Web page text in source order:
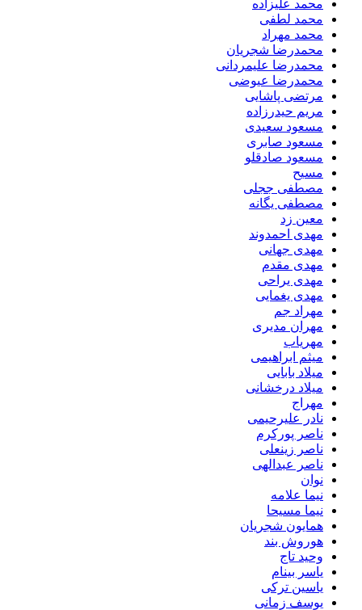
محمد علیزاده
محمد لطفی
محمد مهراد
محمدرضا شجریان
محمدرضا علیمردانی
محمدرضا عیوضی
مرتضی پاشایی
مریم حیدرزاده
مسعود سعیدی
مسعود صابری
مسعود صادقلو
مسیح
مصطفی ججلی
مصطفی یگانه
معین زد
مهدی احمدوند
مهدی جهانی
مهدی مقدم
مهدی یراحی
مهدی یغمایی
مهراد جم
مهران مدیری
مهریاب
میثم ابراهیمی
میلاد بابایی
میلاد درخشانی
مهراج
نادر علیرحیمی
ناصر پورکرم
ناصر زینعلی
ناصر عبدالهی
نوان
نیما علامه
نیما مسیحا
همایون شجریان
هوروش بند
وحید تاج
یاسر بینام
یاسین ترکی
یوسف زمانی